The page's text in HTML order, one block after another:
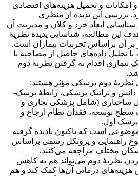
و امکانات و تحمیل هزینه‌های اقتصادی
بررسی این پدیده از منظری
ابعاد خرد و کلان و مدیریت آن
این مطالعه، شناسایی پدیدۀ نظریۀ
آن براساس تجربیات بیماران است.
با تحلیل داده‌های حاصل از مصاحبه با
یک بیماری اقدام به گرفتن نظریۀ دوم
دوم پزشکی مؤثر هستند:
دانش و پراتیک پزشکی، رابطۀ پزشک-
ساختاری (شامل پزشکی تجاری و
سطح توسعه، فقدان نظام ارجاع و
پزشک اول.
موضوعی است که تاکنون نادیده گرفته
راهنمایی و پروتکل رسمی براساس
مختلف مراجعه می‌کنند.
نظریۀ دوم می‌تواند هم به کاهش
هزینه‌های درمانی آن‌ها کمک کند و هم